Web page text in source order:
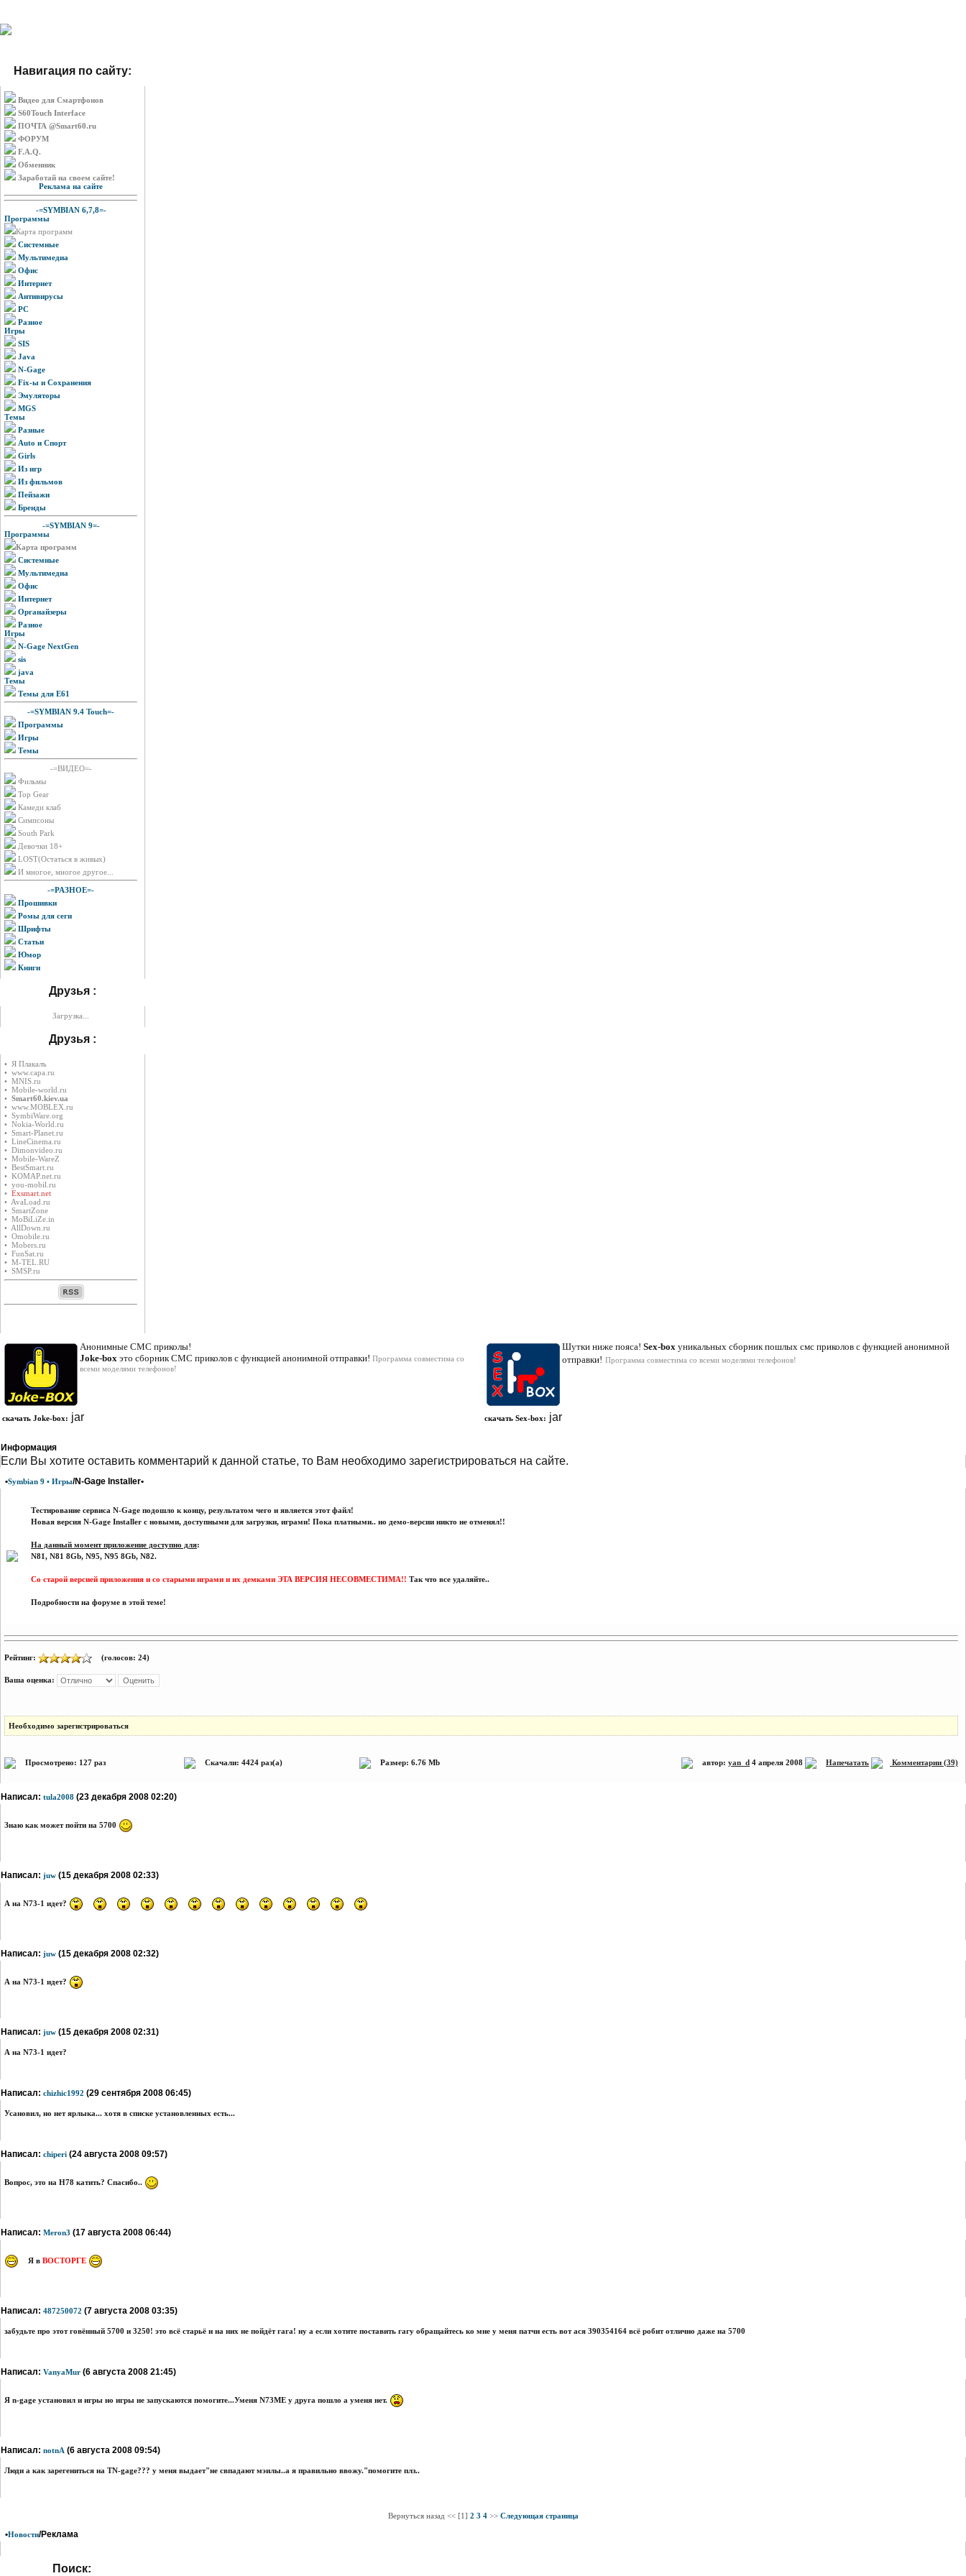
Навигация по сайту:
Видео для Смартфонов
S60Touch Interface
ПОЧТА @Smart60.ru
ФОРУМ
F.A.Q.
Обменник
Заработай на своем сайте!
Реклама на сайте
-=SYMBIAN 6,7,8=-
Программы
Карта программ
Системные
Мультимедиа
Офис
Интернет
Антивирусы
PC
Разное
Игры
SIS
Java
N-Gage
Fix-ы и Сохранения
Эмуляторы
MGS
Темы
Разные
Auto и Спорт
Girls
Из игр
Из фильмов
Пейзажи
Бренды
-=SYMBIAN 9=-
Программы
Карта программ
Системные
Мультимедиа
Офис
Интернет
Органайзеры
Разное
Игры
N-Gage NextGen
sis
java
Темы
Темы для E61
-=SYMBIAN 9.4 Touch=-
Программы
Игры
Темы
-=ВИДЕО=-
Фильмы
Top Gear
Камеди клаб
Симпсоны
South Park
Девочки 18+
LOST(Остаться в живых)
И многое, многое другое...
-=РАЗНОЕ=-
Прошивки
Ромы для сеги
Шрифты
Статьи
Юмор
Книги
Друзья :
Загрузка...
Друзья :
• Я Плакалъ
• www.capa.ru
• MNIS.ru
• Mobile-world.ru
• Smart60.kiev.ua
• www.MOBLEX.ru
• SymbiWare.org
• Nokia-World.ru
• Smart-Planet.ru
• LineCinema.ru
• Dimonvideo.ru
• Mobile-WareZ
• BestSmart.ru
• KOMAP.net.ru
• you-mobil.ru
• Exsmart.net
• AvaLoad.ru
• SmartZone
• MoBiLiZe.in
• AllDown.ru
• Оmobile.ru
• Mobers.ru
• FunSat.ru
• M-TEL.RU
• SMSP.ru
Анонимные СМС приколы!
Joke-box это сборник СМС приколов с функцией анонимной отправки! Программа совместима со
всеми моделями телефонов!
Шутки ниже пояса! Sex-box уникальных сборник пошлых смс приколов с функцией анонимной
отправки! Программа совместима со всеми моделями телефонов!
скачать Joke-box: jar скачать Sex-box: jar
Информация
Eсли Вы хотите оставить комментарий к данной статье, то Вам необходимо зарегистрироваться на сайте.
•Symbian 9 • Игры/N-Gage Installer•
Тестирование сервиса N-Gage подошло к концу, результатом чего и является этот файл!
Новая версия N-Gage Installer с новыми, доступными для загрузки, играми! Пока платными.. но демо-версии никто не отменял!!
На данный момент приложение доступно для:
N81, N81 8Gb, N95, N95 8Gb, N82.
Со старой версией приложения и со старыми играми и их демками ЭТА ВЕРСИЯ НЕСОВМЕСТИМА!! Так что все удаляйте..
Подробности на форуме в этой теме!
Рейтинг: (голосов: 24)
Ваша оценка:
Необходимо зарегистрироваться
Просмотрено: 127 раз Скачали: 4424 раз(а) Размер: 6.76 Mb автор: yan_d 4 апреля 2008 Напечатать Комментарии (39)
Написал: tula2008 (23 декабря 2008 02:20)
Знаю как может пойти на 5700
Написал: juw (15 декабря 2008 02:33)
А на N73-1 идет?
Написал: juw (15 декабря 2008 02:32)
А на N73-1 идет?
Написал: juw (15 декабря 2008 02:31)
А на N73-1 идет?
Написал: chizhic1992 (29 сентября 2008 06:45)
Усановил, но нет ярлыка... хотя в списке установленных есть...
Написал: chiperi (24 августа 2008 09:57)
Вопрос, это на Н78 катить? Спасибо..
Написал: Meron3 (17 августа 2008 06:44)
Я в ВОСТОРГЕ
Написал: 487250072 (7 августа 2008 03:35)
забудьте про этот говённый 5700 и 3250! это всё старьё и на них не пойдёт гага! ну а если хотите поставить гагу обращайтесь ко мне у меня патчи есть вот ася 390354164 всё робит отлично даже на 5700
Написал: VanyaMur (6 августа 2008 21:45)
Я n-gage установил и игры но игры не запускаются помогите...Уменя N73ME у друга пошло а уменя нет.
Написал: notnA (6 августа 2008 09:54)
Люди а как зарегениться на ТN-gage??? у меня выдает"не свпадают мэилы..а я правильно ввожу."помогите плз..
Вернуться назад << [1] 2 3 4>> Следующая страница
•Новости/Реклама
Поиск: